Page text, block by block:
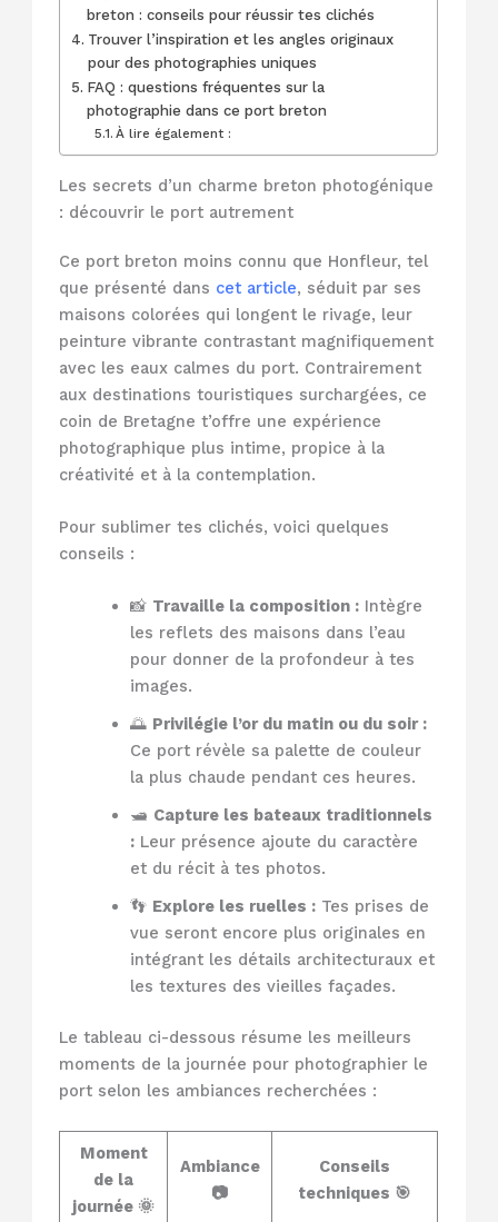
breton : conseils pour réussir tes clichés
Trouver l’inspiration et les angles originaux
pour des photographies uniques
FAQ : questions fréquentes sur la
photographie dans ce port breton
À lire également :
Les secrets d’un charme breton photogénique
: découvrir le port autrement
Ce port breton moins connu que Honfleur, tel
que présenté dans cet article, séduit par ses
maisons colorées qui longent le rivage, leur
peinture vibrante contrastant magnifiquement
avec les eaux calmes du port. Contrairement
aux destinations touristiques surchargées, ce
coin de Bretagne t’offre une expérience
photographique plus intime, propice à la
créativité et à la contemplation.
Pour sublimer tes clichés, voici quelques
conseils :
📸 Travaille la composition :Intègre
les reflets des maisons dans l’eau
pour donner de la profondeur à tes
images.
🌅 Privilégie l’or du matin ou du soir :
Ce port révèle sa palette de couleur
la plus chaude pendant ces heures.
🛥️ Capture les bateaux traditionnels
:Leur présence ajoute du caractère
et du récit à tes photos.
👣 Explore les ruelles :Tes prises de
vue seront encore plus originales en
intégrant les détails architecturaux et
les textures des vieilles façades.
Le tableau ci-dessous résume les meilleurs
moments de la journée pour photographier le
port selon les ambiances recherchées :
Moment
de la
journée 🌞
Ambiance
📷
Conseils
techniques 🎯